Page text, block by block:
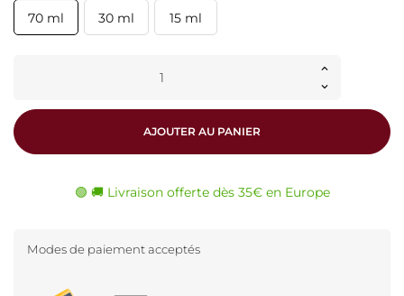
70 ml
30 ml 15 ml
AJOUTER AU PANIER
🟢 🚚 Livraison offerte dès 35€ en Europe
Modes de paiement acceptés